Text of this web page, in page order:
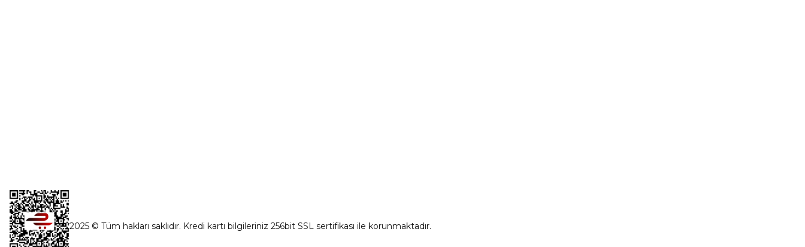
2025 © Tüm hakları saklıdır. Kredi kartı bilgileriniz 256bit SSL sertifikası ile korunmaktadır.